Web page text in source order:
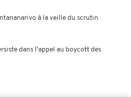
à la veille du scrutin
dans l'appel au boycott des